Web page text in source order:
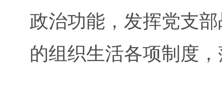
政治功能，发挥党支
的组织生活各项制度